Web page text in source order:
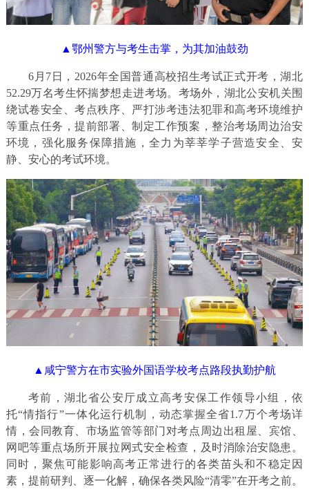
▲鄂州警方与考生击掌，为其加油鼓劲
6月7日，2026年全国普通高校招生考试正式开考，湖北
52.29万名考生怀揣梦想走进考场。考场外，湖北公安机关围
绕试卷安全、考点秩序、严打涉考违法犯罪和高考环境维护
等重点任务，提前部署、制定工作预案，整治考场周边治安
环境，强化服务保障措施，全力为莘莘学子营造安全、安
静、安心的考试环境。
▲咸宁警方在市实验外国语学校考点路段执勤护航
考前，湖北省公安厅成立高考安保工作领导小组，依
托“情指行”一体化运行机制，动态掌握全省1.7万个考场详
情，会同教育、市场监管等部门对考点周边出租屋、宾馆、
网吧等重点场所开展拉网式安全检查，及时消除治安隐患。
同时，聚焦可能影响高考正常进行的各类苗头和不稳定因
素，提前研判、逐一化解，确保各类风险“清零”在开考之前。